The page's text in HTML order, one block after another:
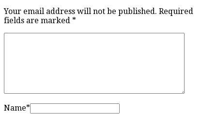
Your email address will not be published. Required
fields are marked *
Name*